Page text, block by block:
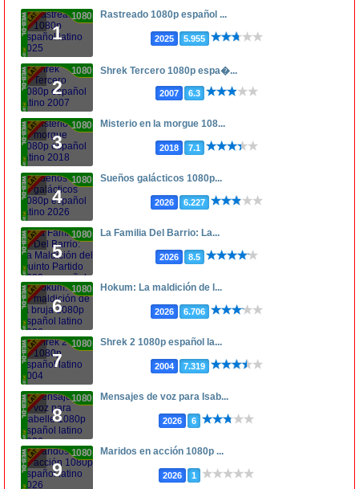
1
1080p Rastreado 1080p español ...
2025 5.955
2
1080p Shrek Tercero 1080p espa�...
2007 6.3
3
1080p Misterio en la morgue 108...
2018 7.1
4
1080p Sueños galácticos 1080p...
2026 6.227
5
1080p La Familia Del Barrio: La...
2026 8.5
6
1080p Hokum: La maldición de l...
2026 6.706
7
1080p Shrek 2 1080p español la...
2004 7.319
8
1080p Mensajes de voz para Isab...
2026 6
9
1080p Maridos en acción 1080p ...
2026 1